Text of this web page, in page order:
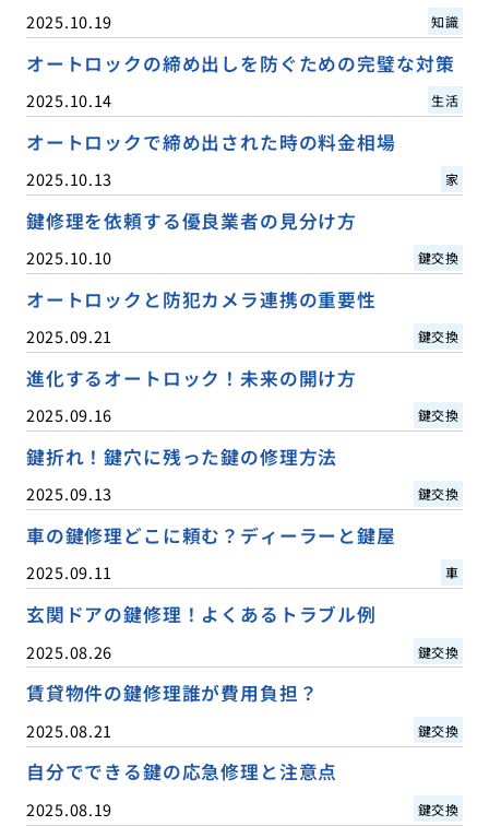
2025.10.19 知識
オートロックの締め出しを防ぐための完璧な対策
2025.10.14 生活
オートロックで締め出された時の料金相場
2025.10.13 家
鍵修理を依頼する優良業者の見分け方
2025.10.10 鍵交換
オートロックと防犯カメラ連携の重要性
2025.09.21 鍵交換
進化するオートロック！未来の開け方
2025.09.16 鍵交換
鍵折れ！鍵穴に残った鍵の修理方法
2025.09.13 鍵交換
車の鍵修理どこに頼む？ディーラーと鍵屋
2025.09.11 車
玄関ドアの鍵修理！よくあるトラブル例
2025.08.26 鍵交換
賃貸物件の鍵修理誰が費用負担？
2025.08.21 鍵交換
自分でできる鍵の応急修理と注意点
2025.08.19 鍵交換